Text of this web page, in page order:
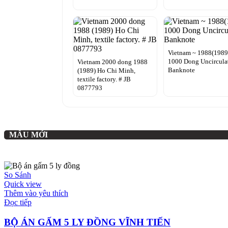
Vietnam 2000 dong 1988
(1989) Ho Chi Minh,
textile factory. # JB
0877793
Vietnam ~
1000 Dong
Banknote
MẪU MỚI
So Sánh
Quick view
Thêm vào yêu thích
Đọc tiếp
BỘ ÁN GẤM 5 LY ĐỒNG VĨNH TIẾN